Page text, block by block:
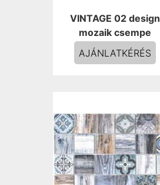
VINTAGE 02 design
mozaik csempe
AJÁNLATKÉRÉS